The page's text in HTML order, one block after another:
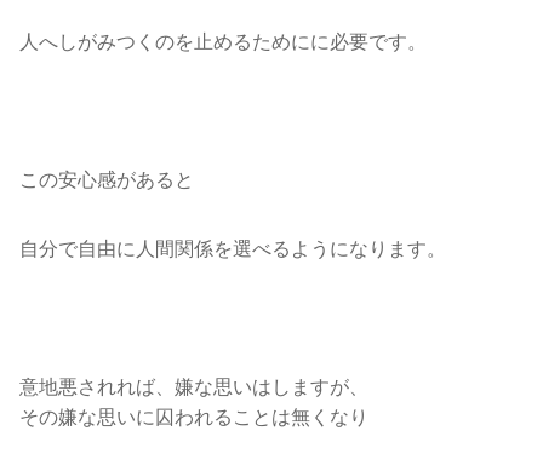
人へしがみつくのを止めるためにに必要です。
この安心感があると
自分で自由に人間関係を選べるようになります。
意地悪されれば、嫌な思いはしますが、
その嫌な思いに囚われることは無くなり